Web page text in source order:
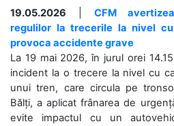
19.05.2026
CFM
regulilor la trecerile la nivel
provoca accidente grave
La 19 mai 2026, în jurul orei
incident la o trecere la nivel cu
unui tren, care circula pe
Bălți, a aplicat frânarea de
evite impactul cu un